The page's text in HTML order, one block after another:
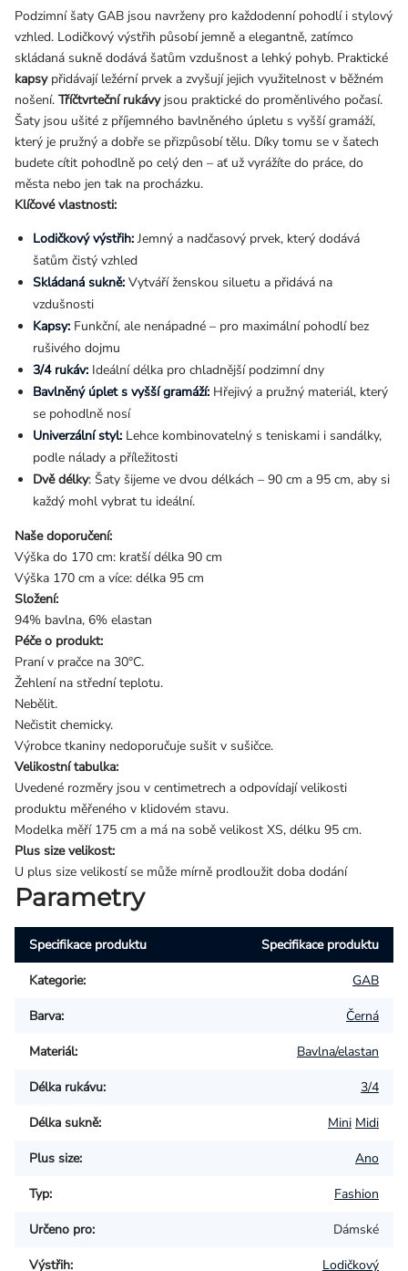
Podzimní šaty GAB jsou navrženy pro každodenní pohodlí i stylový
vzhled. Lodičkový výstřih působí jemně a elegantně, zatímco
skládaná sukně dodává šatům vzdušnost a lehký pohyb. Praktické
kapsypřidávají ležérní prvek a zvyšují jejich využitelnost v běžném
nošení. Tříčtvrteční rukávyjsou praktické do proměnlivého počasí.
Šaty jsou ušité z příjemného bavlněného úpletu s vyšší gramáží,
který je pružný a dobře se přizpůsobí tělu. Díky tomu se v šatech
budete cítit pohodlně po celý den – ať už vyrážíte do práce, do
města nebo jen tak na procházku.
Klíčové vlastnosti:
Lodičkový výstřih: Jemný a nadčasový prvek, který dodává
šatům čistý vzhled
Skládaná sukně: Vytváří ženskou siluetu a přidává na
vzdušnosti
Kapsy: Funkční, ale nenápadné – pro maximální pohodlí bez
rušivého dojmu
3/4 rukáv: Ideální délka pro chladnější podzimní dny
Bavlněný úplet s vyšší gramáží: Hřejivý a pružný materiál, který
se pohodlně nosí
Univerzální styl: Lehce kombinovatelný s teniskami i sandálky,
podle nálady a příležitosti
Dvě délky: Šaty šijeme ve dvou délkách – 90 cm a 95 cm, aby si
každý mohl vybrat tu ideální.
Naše doporučení:
Výška do 170 cm: kratší délka 90 cm
Výška 170 cm a více: délka 95 cm
Složení:
94% bavlna, 6% elastan
Péče o produkt:
Praní v pračce na 30°C.
Žehlení na střední teplotu.
Nebělit.
Nečistit chemicky.
Výrobce tkaniny nedoporučuje sušit v sušičce.
Velikostní tabulka:
Uvedené rozměry jsou v centimetrech a odpovídají velikosti
produktu měřeného v klidovém stavu.
Modelka měří 175 cm a má na sobě velikost XS, délku 95 cm.
Plus size velikost:
U plus size velikostí se může mírně prodloužit doba dodání
Parametry
Specifikace produktu Specifikace produktu
Kategorie: GAB
Barva: Černá
Materiál: Bavlna/elastan
Délka rukávu: 3/4
Délka sukně: Mini Midi
Plus size: Ano
Typ: Fashion
Určeno pro: Dámské
Výstřih: Lodičkový